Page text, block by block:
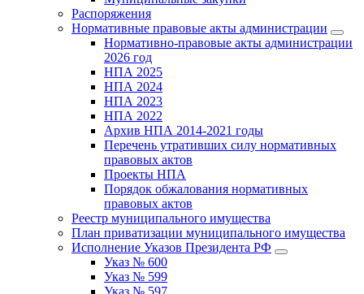
Распоряжения
Нормативные правовые акты администрации
Нормативно-правовые акты администрации
2026 год
НПА 2025
НПА 2024
НПА 2023
НПА 2022
Архив НПА 2014-2021 годы
Перечень утративших силу нормативных
правовых актов
Проекты НПА
Порядок обжалования нормативных
правовых актов
Реестр муниципального имущества
План приватизации муниципального имущества
Исполнение Указов Президента РФ
Указ № 600
Указ № 599